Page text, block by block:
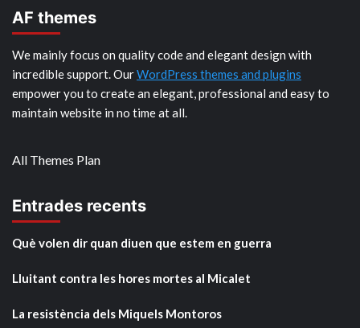
AF themes
We mainly focus on quality code and elegant design with
incredible support. OurWordPress themes and plugins
empower you to create an elegant, professional and easy to
maintain website in no time at all.
All Themes Plan
Entrades recents
Què volen dir quan diuen que estem en guerra
Lluitant contra les hores mortes al Micalet
La resistència dels Miquels Montoros